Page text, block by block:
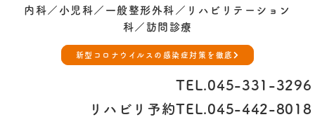
内科／小児科／一般整形外科／ リハビリテーション
科／訪問診療
新型コロナウイルスの感染症対策を徹底
TEL.045-331-3296
リハビリ予約TEL.045-442-8018